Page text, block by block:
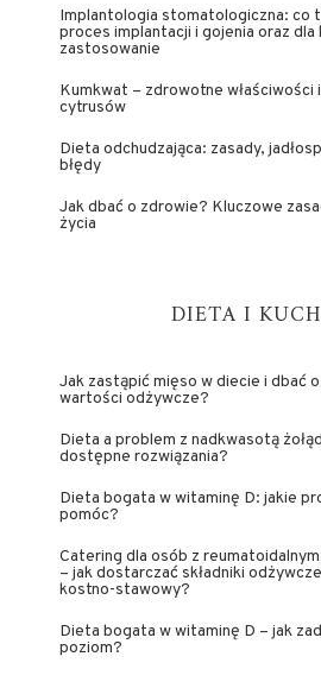
Implantologia stomatologiczna: co
proces implantacji i gojenia oraz dla
zastosowanie
Kumkwat – zdrowotne
cytrusów
Dieta odchudzająca: zasady,
błędy
Jak dbać o zdrowie? Kluczowe
życia
DIETA I
Jak zastąpić mięso w diecie i dbać
wartości odżywcze?
Dieta a problem z nadkwasotą
dostępne rozwiązania?
Dieta bogata w witaminę D: jakie
pomóc?
Catering dla osób z
– jak dostarczać składniki
kostno-stawowy?
Dieta bogata w witaminę D – jak
poziom?